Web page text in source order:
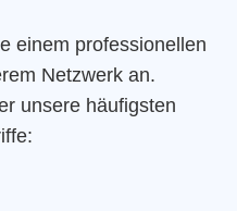
einem professionellen
Netzwerk an.
unsere häufigsten